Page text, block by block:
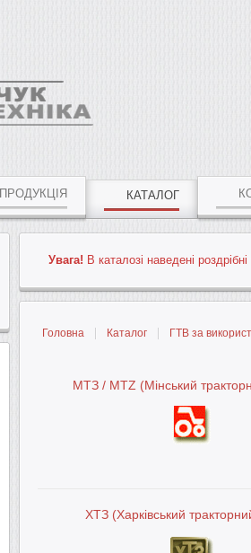
ПРОДУКЦІЯ КАТАЛОГ
Увага! В каталозі наведені роздрібні
Головна Каталог ГТВ за
МТЗ / MTZ (Мінський
ХТЗ (Харківський